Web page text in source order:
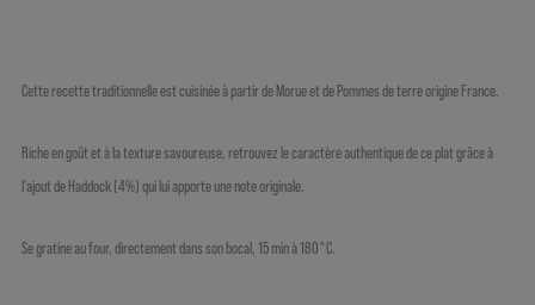
Cette recette traditionnelle est cuisinée à partir de Morue et de Pommes de terre origine France.
Riche en goût et à la texture savoureuse, retrouvez le caractère authentique de ce plat grâce à
l’ajout de Haddock (4%) qui lui apporte une note originale.
Se gratine au four, directement dans son bocal, 15 min à 180°C.